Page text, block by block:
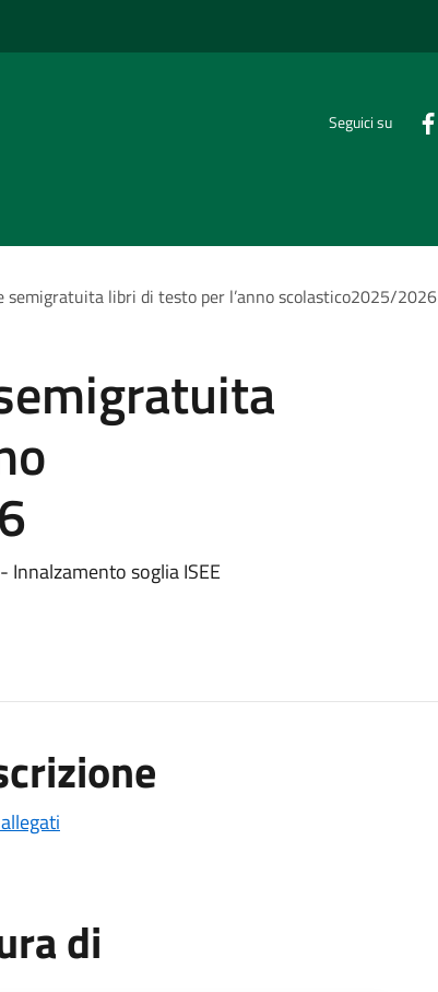
Seguici su
libri di testo per l’anno scolastico2025/2026
Innalzamento soglia ISEE
di